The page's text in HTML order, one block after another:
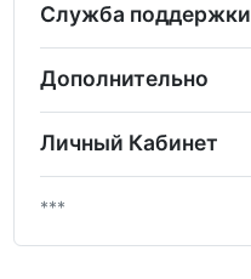
Служба поддержки
Дополнительно
Личный Кабинет
***